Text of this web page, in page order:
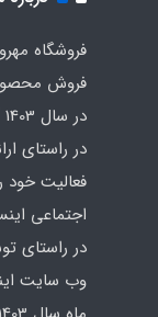
فروشگاه
فروش
در سال 1403 آغاز کرد.
در راستای
فعالیت خود
اجتماعی
در راستای
وب سایت